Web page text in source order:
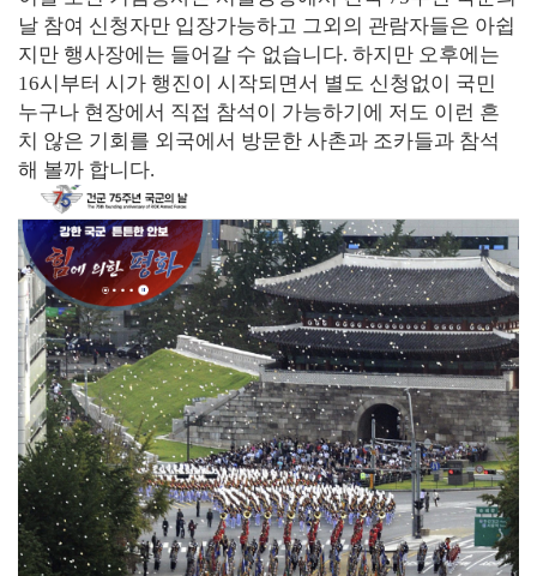
날 참여 신청자만 입장가능하고 그외의 관람자들은 아쉽
지만 행사장에는 들어갈 수 없습니다. 하지만 오후에는
16시부터 시가 행진이 시작되면서 별도 신청없이 국민
누구나 현장에서 직접 참석이 가능하기에 저도 이런 흔
치 않은 기회를 외국에서 방문한 사촌과 조카들과 참석
해 볼까 합니다.